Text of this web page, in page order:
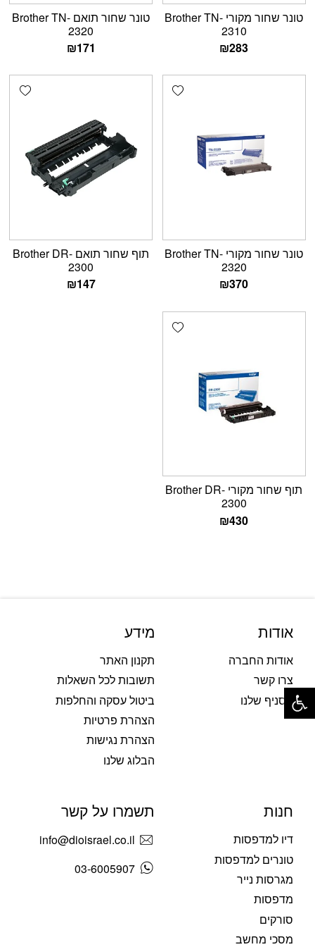
טונר שחור מקורי Brother TN-
2310
₪283
טונר שחור תואם Brother TN-
2320
₪171
Add wishlist
טונר שחור מקורי Brother TN-
2320
₪370
תוף שחור תואם Brother DR-
2300
₪147
Add wishlist
תוף שחור מקורי Brother DR-
2300
₪430
אודות
אודות החברה
צרו קשר
הסניף שלנו
מידע
תקנון האתר
תשובות לכל השאלות
ביטול עסקה והחלפות
הצהרת פרטיות
הצהרת נגישות
הבלוג שלנו
חנות
דיו למדפסות
טונרים למדפסות
מגרסות נייר
מדפסות
סורקים
מסכי מחשב
תשמרו על קשר
info@dioisrael.co.il
03-6005907
פתח סרגל נגישות